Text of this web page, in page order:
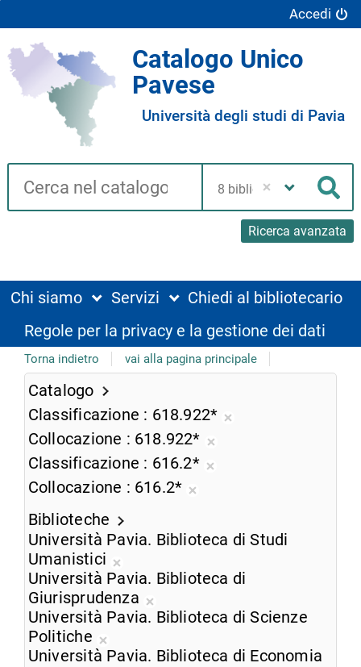
Accedi
Catalogo Unico
Pavese
Università degli studi di Pavia
Cerca su "Catalogo"
Ricerca avanzata
biblioteca
Chi siamo Servizi
Chiedi al bibliotecario
Regole per la privacy e la gestione dei dati
Torna indietro vai alla pagina principale
Catalogo
Classificazione
618.922*
Collocazione
618.922*
dalla
Classificazione
616.2*
corrente
Collocazione
616.2*
ricerca
Biblioteche
Università Pavia. Biblioteca di Studi
Umanistici
Rimuovi
dalla
ricerca
Università Pavia. Biblioteca di
Giurisprudenza
Rimuovi
ricerca
Università Pavia. Biblioteca di Scienze
Politiche
Rimuovi
Università Pavia. Biblioteca di Economia